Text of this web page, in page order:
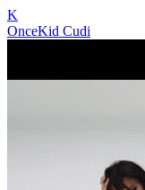
K
OnceKid Cudi